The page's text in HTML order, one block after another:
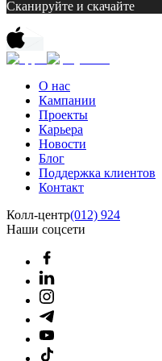
Сканируйте и скачайте
О нас
Кампании
Проекты
Карьера
Новости
Блог
Поддержка клиентов
Контакт
Колл-центр(012) 924
Наши соцсети